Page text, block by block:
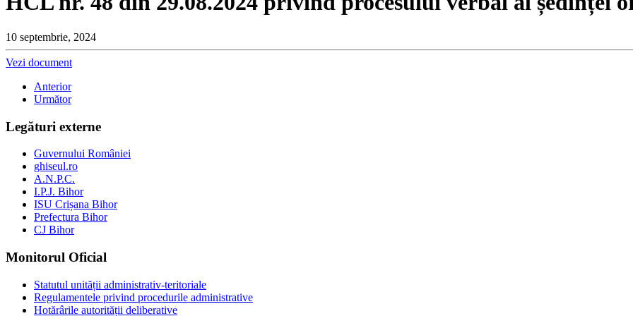
10 septembrie, 2024
Vezi document
Anterior
Următor
Legături externe
Guvernului României
ghiseul.ro
A.N.P.C.
I.P.J. Bihor
ISU Crișana Bihor
Prefectura Bihor
CJ Bihor
Monitorul Oficial
Statutul unității administrativ-teritoriale
Regulamentele privind procedurile administrative
Hotărârile autorității deliberative